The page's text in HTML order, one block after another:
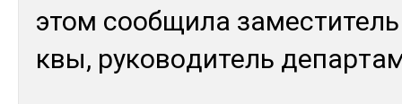
этом сооб­щи­ла
квы, ру­ково­дитель